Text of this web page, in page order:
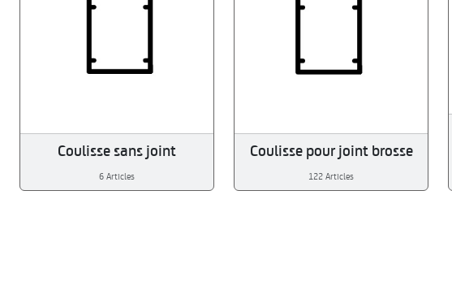
Coulisse sans joint
6 Articles
Coulisse pour joint brosse
122 Articles